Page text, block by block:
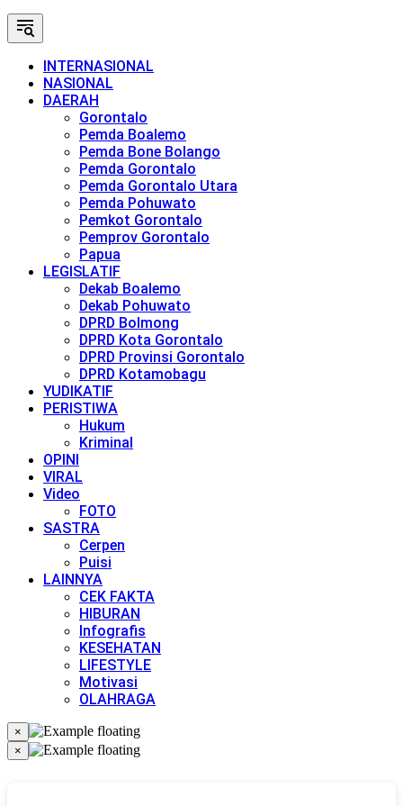
INTERNASIONAL
NASIONAL
DAERAH
Gorontalo
Pemda Boalemo
Pemda Bone Bolango
Pemda Gorontalo
Pemda Gorontalo Utara
Pemda Pohuwato
Pemkot Gorontalo
Pemprov Gorontalo
Papua
LEGISLATIF
Dekab Boalemo
Dekab Pohuwato
DPRD Bolmong
DPRD Kota Gorontalo
DPRD Provinsi Gorontalo
DPRD Kotamobagu
YUDIKATIF
PERISTIWA
Hukum
Kriminal
OPINI
VIRAL
Video
FOTO
SASTRA
Cerpen
Puisi
LAINNYA
CEK FAKTA
HIBURAN
Infografis
KESEHATAN
LIFESTYLE
Motivasi
OLAHRAGA
×
×